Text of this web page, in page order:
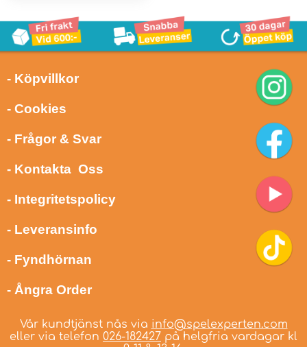
- Köpvillkor
- Cookies
- Frågor & Svar
- Kontakta Oss
- Integritetspolicy
- Leveransinfo
- Fyndhörnan
- Ångra Order
Vår kundtjänst nås via info@spelexperten.com
eller via telefon 026-182427 på helgfria vardagar kl